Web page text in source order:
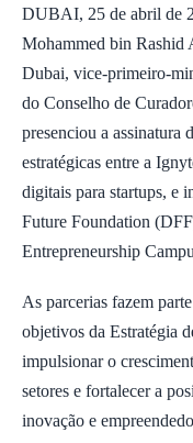
DUBAI, 25 de abril de
Mohammed bin Rashid
Dubai, vice-primeiro-
do Conselho de
presenciou a assinatura
estratégicas entre a
digitais para startups, e
Future Foundation
Entrepreneurship
As parcerias fazem
objetivos da Estratégia
impulsionar o
setores e fortalecer a
inovação e